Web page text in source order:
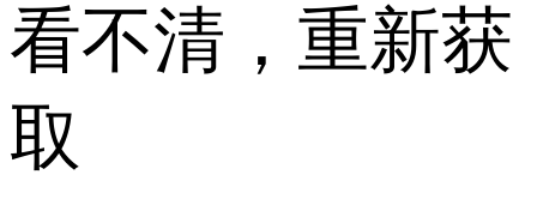
看不清，重新获
取